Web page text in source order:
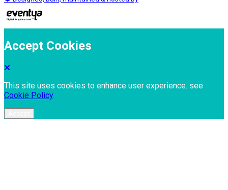
Accept Cookies
This site uses cookies to enhance user experience. see
Cookie Policy